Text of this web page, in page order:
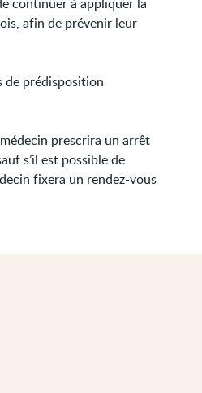
afin de prévenir leur
de prédisposition
prescrira un arrêt
s’il est possible de
fixera un rendez-vous